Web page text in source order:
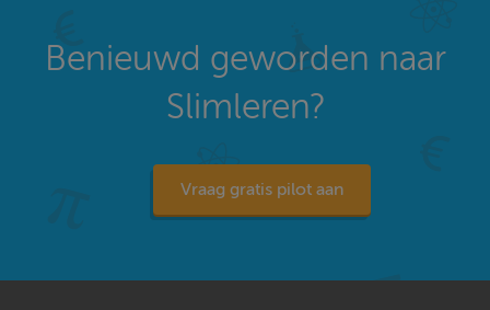
Benieuwd geworden naar
Slimleren?
Vraag gratis pilot aan